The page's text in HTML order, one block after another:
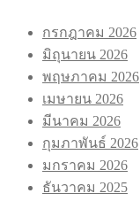
กรกฎาคม 2026
มิถุนายน 2026
พฤษภาคม 2026
เมษายน 2026
มีนาคม 2026
กุมภาพันธ์ 2026
มกราคม 2026
ธันวาคม 2025